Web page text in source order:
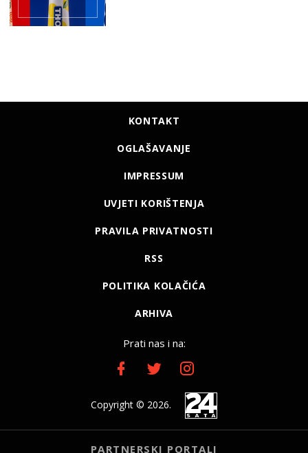
KONTAKT
OGLAŠAVANJE
IMPRESSUM
UVJETI KORIŠTENJA
PRAVILA PRIVATNOSTI
RSS
POLITIKA KOLAČIĆA
ARHIVA
Prati nas i na:
Copyright © 2026.
PARTNERSKI PORTALI